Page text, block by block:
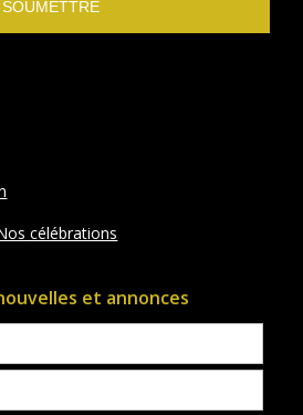
célébrations
et annonces